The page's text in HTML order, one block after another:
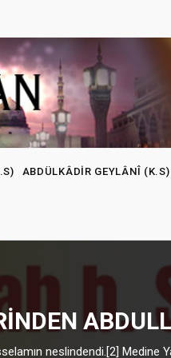
ABDÜLKÂDIR GEYLÂNÎ (K.S)
neslindendi.[2] Medine